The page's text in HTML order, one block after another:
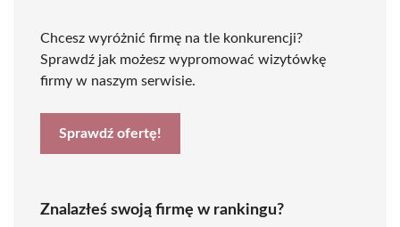
Chcesz wyróżnić firmę na tle konkurencji?
Sprawdź jak możesz wypromować wizytówkę
firmy w naszym serwisie.
Sprawdź ofertę!
Znalazłeś swoją firmę w rankingu?